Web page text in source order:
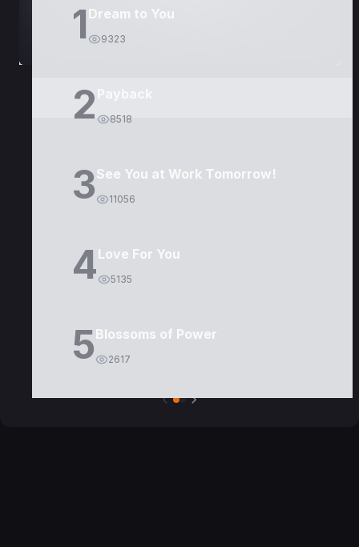
1 Dream to You
9323
2 8518
3See You at Work Tomorrow!
11056
4Love For You
5135
5Blossoms of Power
2617